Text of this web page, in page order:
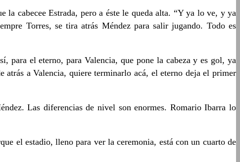
cabecee Estrada, pero a éste le queda alta. “Y ya lo ve, y ya
Torres, se tira atrás Méndez para salir jugando. Todo es
para el eterno, para Valencia, que pone la cabeza y es gol, ya
a Valencia, quiere terminarlo acá, el eterno deja el primer
Las diferencias de nivel son enormes. Romario Ibarra lo
el estadio, lleno para ver la ceremonia, está con un cuarto de